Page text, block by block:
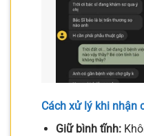
Cách xử lý khi nhận
Giữ bình tĩnh: